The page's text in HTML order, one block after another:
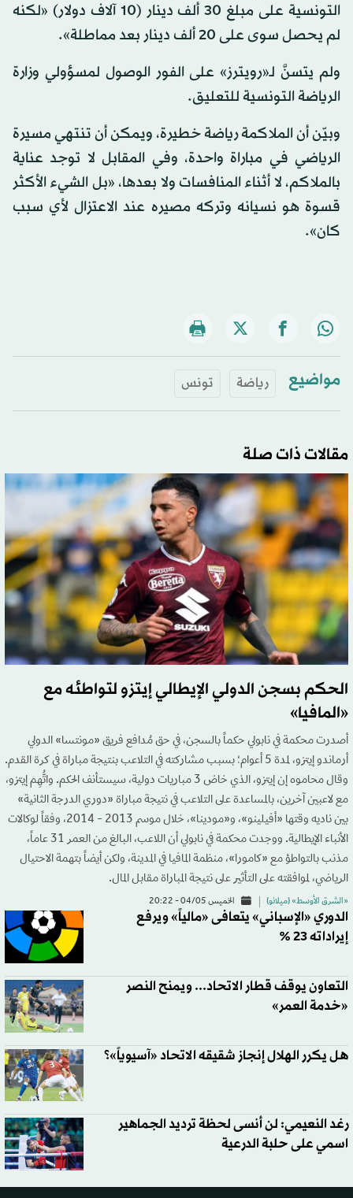
التونسية على مبلغ 30 ألف دينار (10 آلاف دولار) «لكنه
لم يحصل سوى على 20 ألف دينار بعد مماطلة».
ولم يتسنَّ لـ«رويترز» على الفور الوصول لمسؤولي وزارة
الرياضة التونسية للتعليق.
وبيّن أن الملاكمة رياضة خطيرة، ويمكن أن تنتهي مسيرة
الرياضي في مباراة واحدة، وفي المقابل لا توجد عناية
بالملاكم، لا أثناء المنافسات ولا بعدها، «بل الشيء الأكثر
قسوة هو نسيانه وتركه مصيره عند الاعتزال لأي سبب
كان».
مواضيع رياضة تونس
مقالات ذات صلة
الحكم بسجن الدولي الإيطالي إيتزو لتواطئه مع
«المافيا»
أصدرت محكمة في نابولي حكماً بالسجن، في حق مُدافع فريق «مونتسا» الدولي
أرماندو إيتزو، لمدة 5 أعوام؛ بسبب مشاركته في التلاعب بنتيجة مباراة في كرة القدم.
وقال محاموه إن إيتزو، الذي خاض 3 مباريات دولية، سيستأنف الحكم. واتُّهِم إيتزو،
مع لاعبين آخرين، بالمساعدة على التلاعب في نتيجة مباراة «دوري الدرجة الثانية»
بين ناديه وقتها «أفيلينو»، و«مودينا»، خلال موسم 2013 - 2014، وفقاً لوكالات
الأنباء الإيطالية. ووجدت محكمة في نابولي أن اللاعب، البالغ من العمر 31 عاماً،
مذنب بالتواطؤ مع «كامورا»، منظمة المافيا في المدينة، ولكن أيضاً بتهمة الاحتيال
الرياضي، لموافقته على التأثير على نتيجة المباراة مقابل المال.
«الشرق الأوسط» (ميلانو) الخميس 04/05 - 20:22
الدوري «الإسباني» يتعافى «مالياً» ويرفع
إيراداته 23 %
التعاون يوقف قطار الاتحاد... ويمنح النصر
«خدمة العمر»
هل يكرر الهلال إنجاز شقيقه الاتحاد «آسيوياً»؟
رغد النعيمي: لن أنسى لحظة ترديد الجماهير
اسمي على حلبة الدرعية